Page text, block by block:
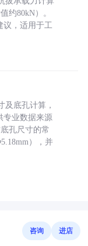
约80kN）。
议，适用于工
及底孔计算，
专业数据来源
孔尺寸的常
），并
咨询 进店